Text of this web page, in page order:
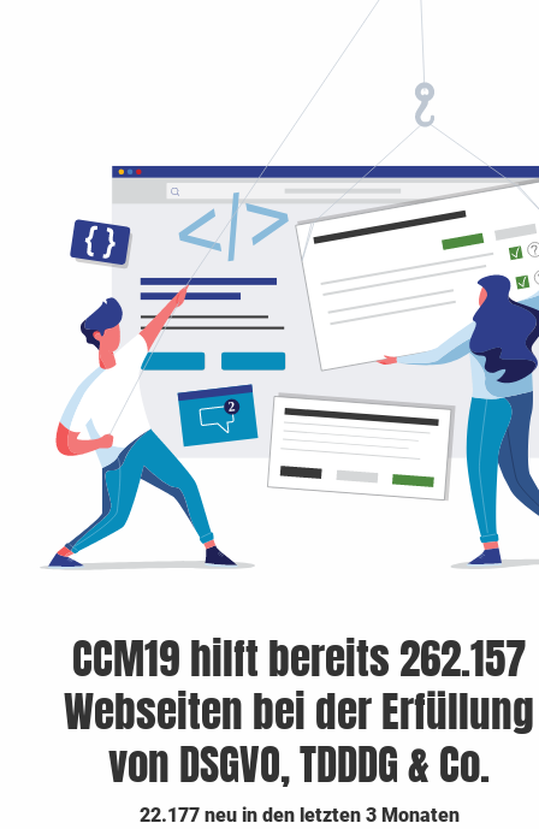
CCM19 hilft bereits 262.157
Webseiten bei der Erfüllung
von DSGVO, TDDDG & Co.
22.177 neu in den letzten 3 Monaten